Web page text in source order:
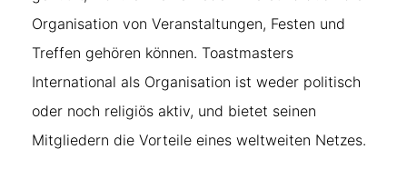
Organisation von Veranstaltungen, Festen und
Treffen gehören können. Toastmasters
International als Organisation ist weder politisch
oder noch religiös aktiv, und bietet seinen
Mitgliedern die Vorteile eines weltweiten Netzes.